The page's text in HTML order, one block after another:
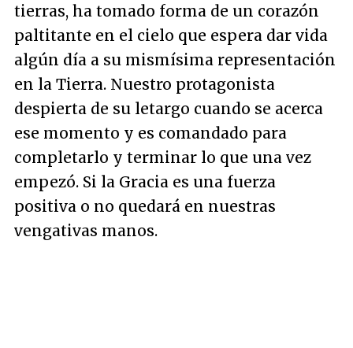
tierras, ha tomado forma de un corazón
paltitante en el cielo que espera dar vida
algún día a su mismísima representación
en la Tierra. Nuestro protagonista
despierta de su letargo cuando se acerca
ese momento y es comandado para
completarlo y terminar lo que una vez
empezó. Si la Gracia es una fuerza
positiva o no quedará en nuestras
vengativas manos.